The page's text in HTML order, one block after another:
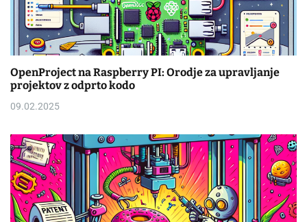
OpenProject na Raspberry PI: Orodje za upravljanje
projektov z odprto kodo
09.02.2025